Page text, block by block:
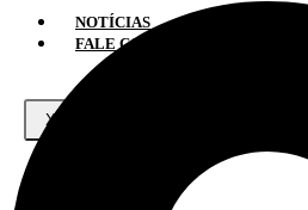
NOTÍCIAS
FALE CONOSCO
X